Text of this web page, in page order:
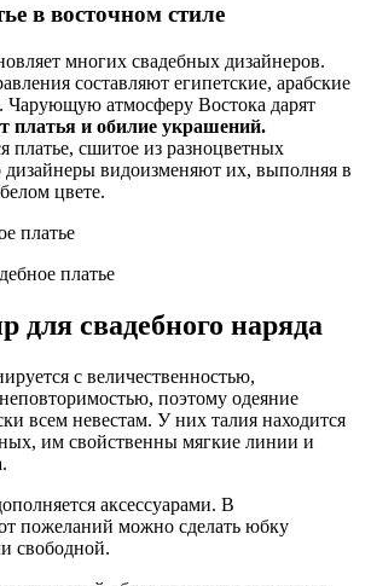
в восточном стиле
многих свадебных дизайнеров.
составляют египетские, арабские
Чарующую атмосферу Востока дарят
платья и обилие украшений.
платье, сшитое из разноцветных
дизайнеры видоизменяют их, выполняя в
цвете.
платье
платье
для свадебного наряда
с величественностью,
поэтому одеяние
всем невестам. У них талия находится
им свойственны мягкие линии и
аксессуарами. В
пожеланий можно сделать юбку
свободной.